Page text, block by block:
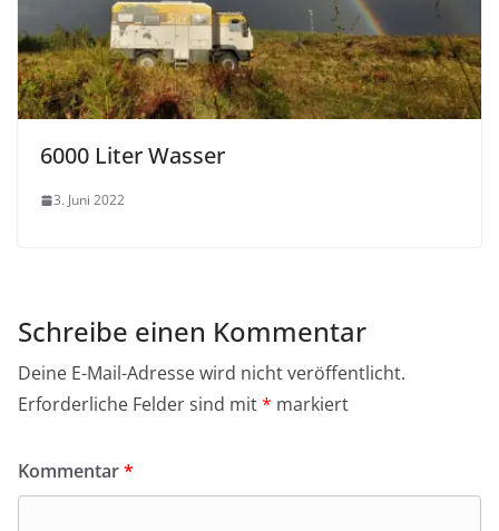
6000 Liter Wasser
3. Juni 2022
Schreibe einen Kommentar
Deine E-Mail-Adresse wird nicht veröffentlicht.
Erforderliche Felder sind mit* markiert
Kommentar*